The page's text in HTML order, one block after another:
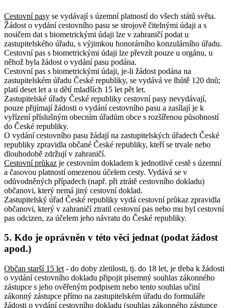
Cestovní pasy se vydávají s územní platností do všech států světa.
Žádost o vydání cestovního pasu se strojově čitelnými údaji a s
nosičem dat s biometrickými údaji lze v zahraničí podat u
zastupitelského úřadu, s výjimkou honorárního konzulárního úřadu.
Cestovní pas s biometrickými údaji lze převzít pouze u orgánu, u
něhož byla žádost o vydání pasu podána.
Cestovní pas s biometrickými údaji, je-li žádost podána na
zastupitelském úřadu České republiky, se vydává ve lhůtě 120 dnů;
platí deset let a u dětí mladších 15 let pět let.
Zastupitelské úřady České republiky cestovní pasy nevydávají,
pouze přijímají žádosti o vydání cestovního pasu a zasílají je k
vyřízení příslušným obecním úřadům obce s rozšířenou působností
do České republiky.
O vydání cestovního pasu žádají na zastupitelských úřadech České
republiky zpravidla občané České republiky, kteří se trvale nebo
dlouhodobě zdržují v zahraničí.
Cestovní průkaz je cestovním dokladem k jednotlivé cestě s územní
a časovou platností omezenou účelem cesty. Vydává se v
odůvodněných případech (např. při ztrátě cestovního dokladu)
občanovi, který nemá jiný cestovní doklad.
Zastupitelský úřad České republiky vydá cestovní průkaz zpravidla
občanovi, který v zahraničí ztratil cestovní pas nebo mu byl cestovní
pas odcizen, za účelem jeho návratu do České republiky.
5. Kdo je oprávněn v této věci jednat (podat žádost
apod.)
Občan starší 15 let - do doby zletilosti, tj. do 18 let, je třeba k žádosti
o vydání cestovního dokladu připojit písemný souhlas zákonného
zástupce s jeho ověřeným podpisem nebo tento souhlas učiní
zákonný zástupce přímo na zastupitelském úřadu do formuláře
žádosti o vydání cestovního dokladu (souhlas zákonného zástupce